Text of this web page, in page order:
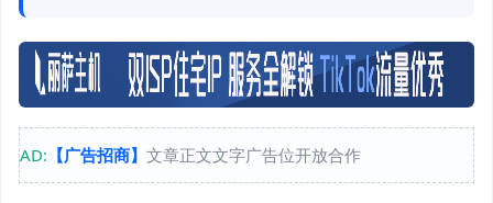
AD: 【广告招商】 文章正文文字广告位开放合作